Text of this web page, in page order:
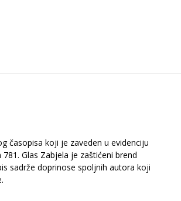
časopisa koji je zaveden u evidenciju
Glas Zabjela je zaštićeni brend
sadrže doprinose spoljnih autora koji